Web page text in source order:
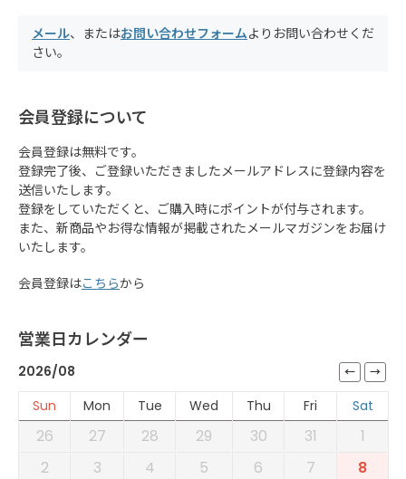
メール、またはお問い合わせフォームよりお問い合わせくだ
さい。
会員登録について
会員登録は無料です。
登録完了後、ご登録いただきましたメールアドレスに登録内容を
送信いたします。
登録をしていただくと、ご購入時にポイントが付与されます。
また、新商品やお得な情報が掲載されたメールマガジンをお届け
いたします。
会員登録はこちらから
営業日カレンダー
2026/08
Sun
Mon Tue Wed Thu Fri Sat
26 27 28 29 30 31
1
2
3 4 5 6 7
8